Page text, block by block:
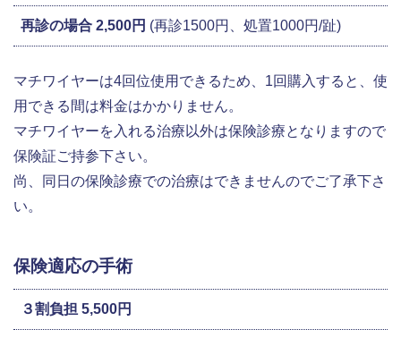
再診の場合 2,500円 (再診1500円、処置1000円/趾)
マチワイヤーは4回位使用できるため、1回購入すると、使
用できる間は料金はかかりません。
マチワイヤーを入れる治療以外は保険診療となりますので
保険証ご持参下さい。
尚、同日の保険診療での治療はできませんのでご了承下さ
い。
保険適応の手術
３割負担 5,500円